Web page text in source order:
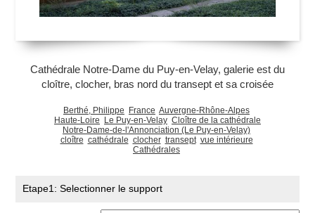
Cathédrale Notre-Dame du Puy-en-Velay, galerie est du
cloître, clocher, bras nord du transept et sa croisée
Berthé, Philippe France Auvergne-Rhône-Alpes
Haute-Loire
Le Puy-en-Velay Cloître de la cathédrale
Notre-Dame-de-l'Annonciation (Le Puy-en-Velay)
cloître cathédrale clocher transept vue intérieure
Cathédrales
Etape1: Selectionner le support